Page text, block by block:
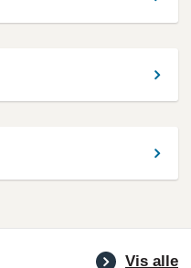
Vis alle